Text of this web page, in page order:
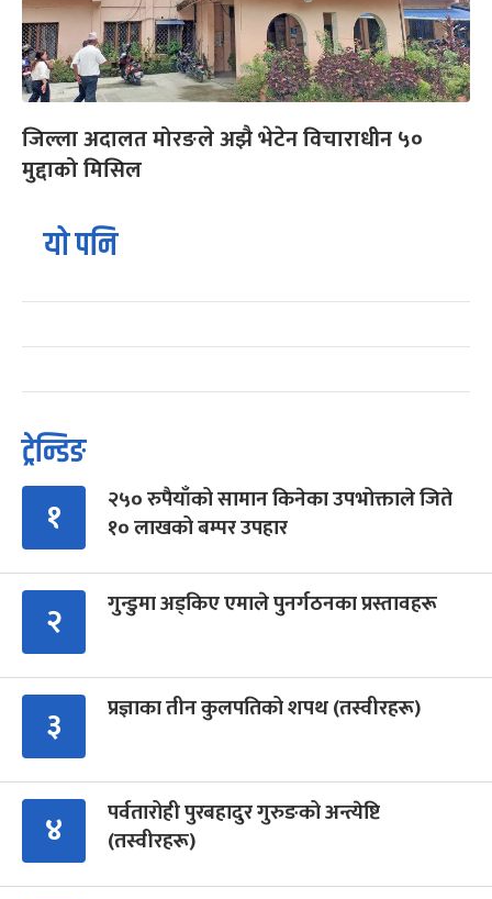
जिल्ला अदालत मोरङले अझै भेटेन विचाराधीन ५०
मुद्दाको मिसिल
यो पनि
ट्रेन्डिङ
१
२५० रुपैयाँको सामान किनेका उपभोक्ताले जिते
१० लाखको बम्पर उपहार
२ गुन्डुमा अड्किए एमाले पुनर्गठनका प्रस्तावहरू
३ प्रज्ञाका तीन कुलपतिको शपथ (तस्वीरहरू)
४
पर्वतारोही पुरबहादुर गुरुङको अन्त्येष्टि
(तस्वीरहरू)